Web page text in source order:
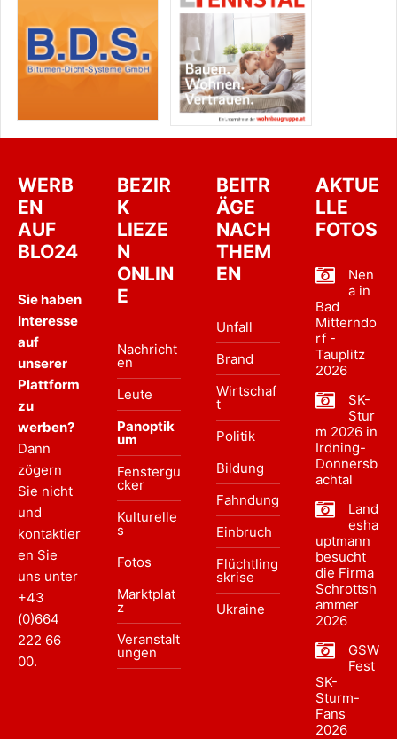
WERB
EN
AUF
BLO24
Sie haben
Interesse
auf
unserer
Plattform
zu
werben?
Dann
zögern
Sie nicht
und
kontaktier
en Sie
uns unter
+43
(0)664
222 66
00.
BEZIR
K
LIEZE
N
ONLIN
E
Nachricht
en
Leute
Panoptik
um
Fenstergu
cker
Kulturelle
s
Fotos
Marktplat
z
Veranstalt
ungen
BEITR
ÄGE
NACH
THEM
EN
Unfall
Brand
Wirtschaf
t
Politik
Bildung
Fahndung
Einbruch
Flüchtling
skrise
Ukraine
AKTUE
LLE
FOTOS
Nen
a in
Bad
Mitterndo
rf -
Tauplitz
2026
SK-
Stur
m 2026 in
Irdning-
Donnersb
achtal
Land
esha
uptmann
besucht
die Firma
Schrottsh
ammer
2026
GSW
Fest
SK-
Sturm-
Fans
2026